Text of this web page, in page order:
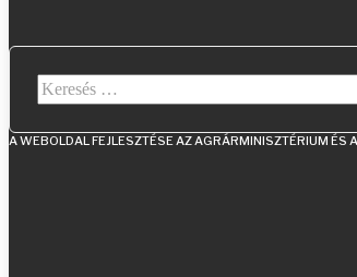
Keresés...
A WEBOLDAL FEJLESZTÉSE AZ AGRÁRMINISZTÉRIUM ÉS